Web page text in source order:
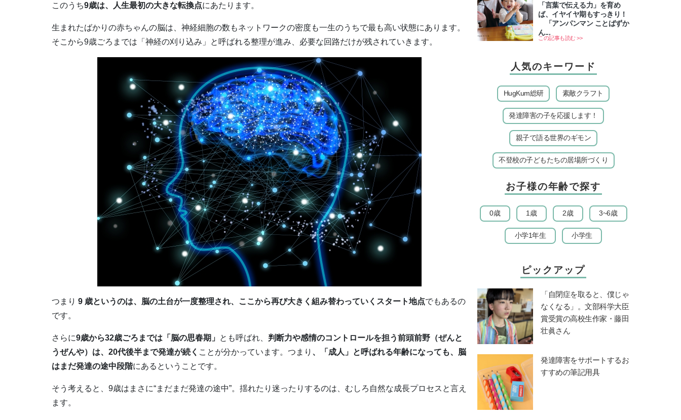
このうち9歳は、人生最初の大きな転換点にあたります。
生まれたばかりの赤ちゃんの脳は、神経細胞の数もネットワークの密度も一生のうちで最も高い状態にあります。
そこから9歳ごろまでは「神経の刈り込み」と呼ばれる整理が進み、必要な回路だけが残されていきます。
つまり 9 歳というのは、脳の土台が一度整理され、ここから再び大きく組み替わっていくスタート地点でもあるの
です。
さらに9歳から32歳ごろまでは「脳の思春期」 とも呼ばれ、 判断力や感情のコントロールを担う前頭前野（ぜんと
うぜんや）は、20代後半まで発達が続く ことが分かっています。つまり 、「成人」と呼ばれる年齢になっても、脳
はまだ発達の途中段階にあるということです。
そう考えると、9歳はまさに“まだまだ発達の途中”。揺れたり迷ったりするのは、むしろ自然な成長プロセスと言え
ます。
「言葉で伝える力」を育め
ば、イヤイヤ期もすっきり！
「アンパンマン ことばずか
ん...
この記事も読む >>
人気のキーワード
HugKum総研 素敵クラフト
発達障害の子を応援します！
親子で語る世界のギモン
不登校の子どもたちの居場所づくり
お子様の年齢で探す
0歳 1歳 2歳 3~6歳
小学1年生 小学生
ピックアップ
「自閉症を取ると、僕じゃ
なくなる」。文部科学大臣
賞受賞の高校生作家・藤田
壮眞さん
発達障害をサポートするお
すすめの筆記用具